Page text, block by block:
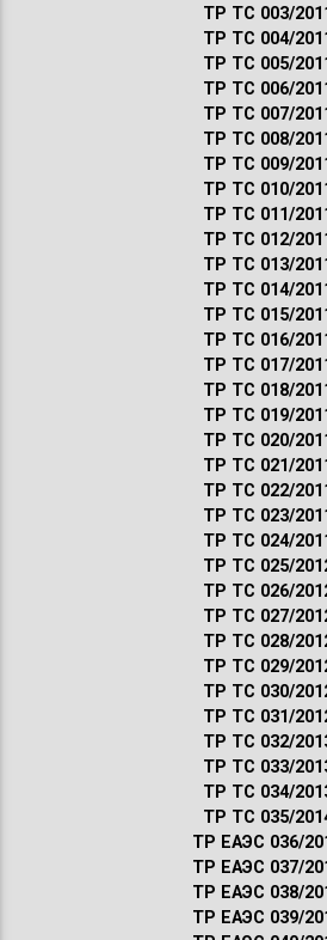
ТР ТС 003/
ТР ТС 004/
ТР ТС 005/
ТР ТС 006/
ТР ТС 007/
ТР ТС 008/
ТР ТС 009/
ТР ТС 010/
ТР ТС 011/
ТР ТС 012/
ТР ТС 013/
ТР ТС 014/
ТР ТС 015/
ТР ТС 016/
ТР ТС 017/
ТР ТС 018/
ТР ТС 019/
ТР ТС 020/
ТР ТС 021/
ТР ТС 022/
ТР ТС 023/
ТР ТС 024/
ТР ТС 025/
ТР ТС 026/
ТР ТС 027/
ТР ТС 028/
ТР ТС 029/
ТР ТС 030/
ТР ТС 031/
ТР ТС 032/
ТР ТС 033/
ТР ТС 034/
ТР ТС 035/
ТР ЕАЭС 036/
ТР ЕАЭС 037/
ТР ЕАЭС 038/
ТР ЕАЭС 039/